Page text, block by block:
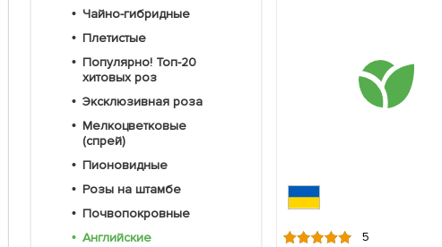
Чайно-гибридные
Плетистые
Популярно! Топ-20
хитовых роз
Эксклюзивная роза
Мелкоцветковые
(спрей)
Пионовидные
Розы на штамбе
Почвопокровные
Английские
5